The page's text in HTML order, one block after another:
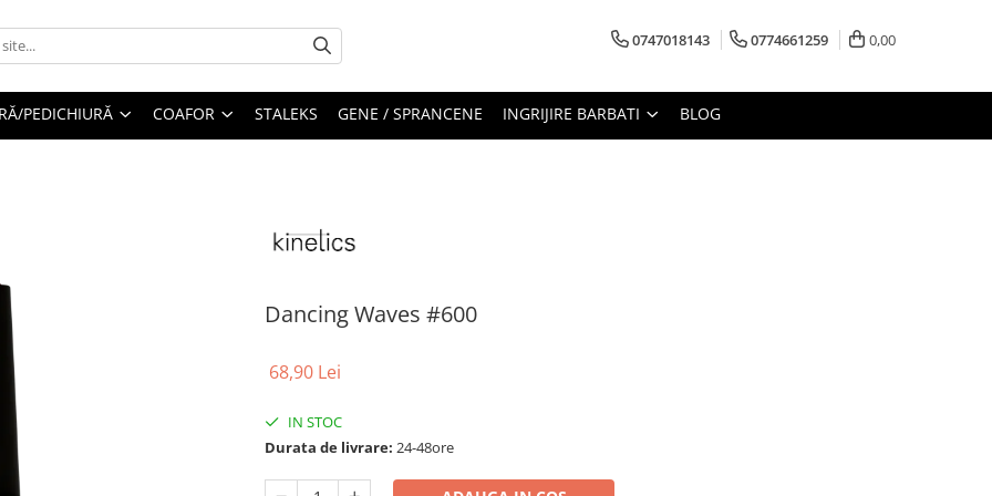
0747018143 0774661259 0,00
PEDICHIURĂ COAFOR STALEKS GENE / SPRANCENE INGRIJIRE BARBATI BLOG
Dancing Waves #600
68,90 Lei
IN STOC
Durata de livrare: 24-48ore